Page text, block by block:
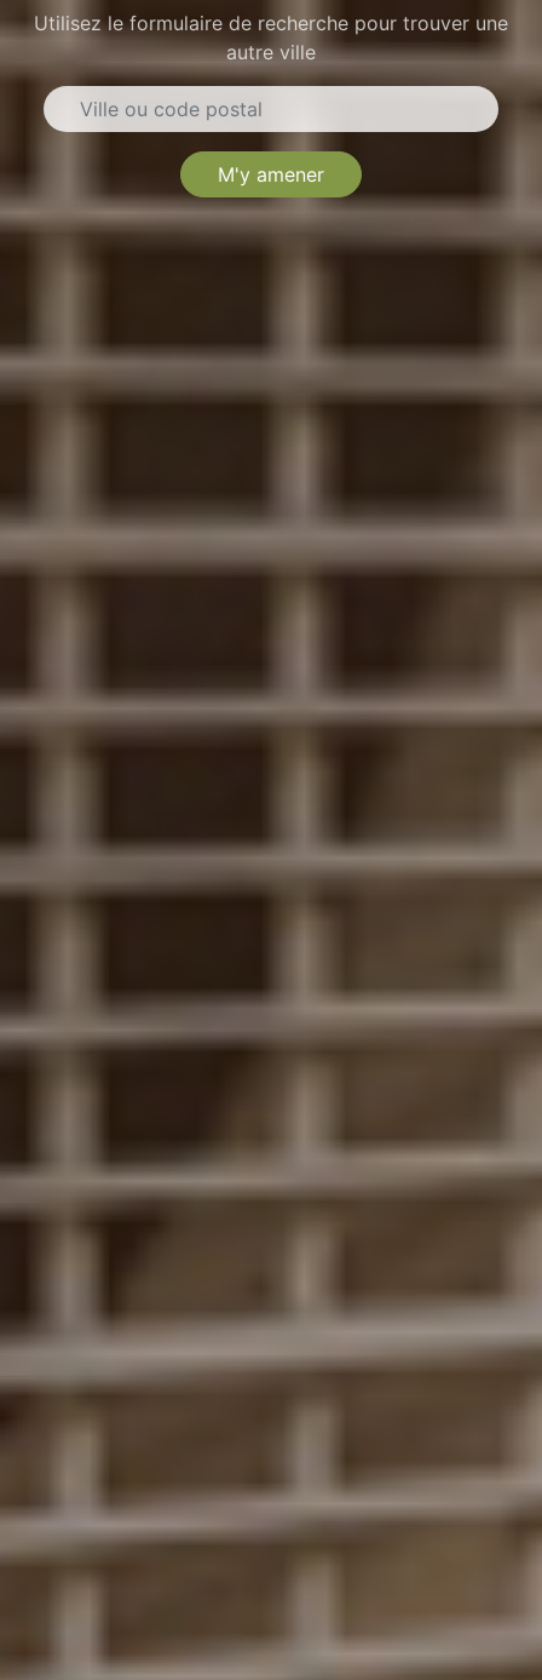
Utilisez le formulaire de recherche pour trouver une
autre ville
M'y amener